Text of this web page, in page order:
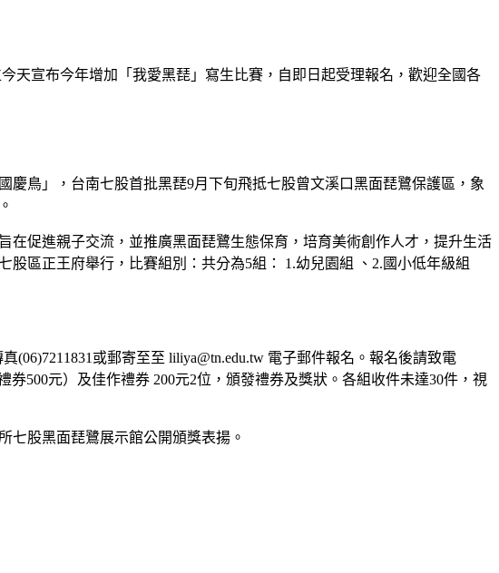
天宣布今年增加「我愛黑琵」寫生比賽，自即日起受理報名，歡迎全國各
慶鳥」，台南七股首批黑琵9月下旬飛抵七股曾文溪口黑面琵鷺保護區，象
促進親子交流，並推廣黑面琵鷺生態保育，培育美術創作人才，提升生活
股區正王府舉行，比賽組別：共分為5組： 1.幼兒園組 、 2. 國小低年級組
真(06)7211831 或郵寄至至 liliya@tn.edu.tw 電子郵件報名。報名後請致電
券500元）及佳作禮券 200元2位，頒發禮券及獎狀。各組收件未達30件，視
七股黑面琵鷺展示館公開頒獎表揚。